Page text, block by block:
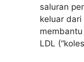
saluran
keluar
LDL